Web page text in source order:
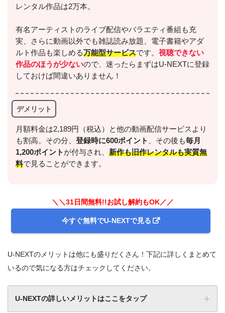
レンタル作品は2万本。
有名アーティストのライブ配信やバラエティ番組も充
実、さらに動画以外でも雑誌読み放題、電子書籍やアダ
ルト作品も楽しめる万能型サービスです。 視聴できない
作品のほうが少ないので、迷ったらまずはU-NEXTに登録
しておけば間違いありません！
デメリット
月額料金は2,189円（税込）と他の動画配信サービスより
も割高。その分、 登録時に600ポイント 、その後も毎月
1,200ポイント が付与され、 新作も旧作レンタルも実質無
料で見ることができます。
＼＼31日間無料!!お試し解約もOK／／
今すぐ無料でU-NEXTで見る
U-NEXTのメリットは他にも盛りだくさん！下記に詳しくまとめて
いるので気になる方はチェックしてください。
U-NEXTの詳しいメリットはここをタップ